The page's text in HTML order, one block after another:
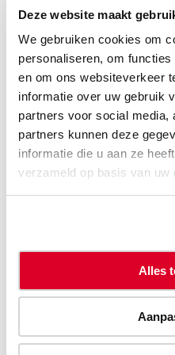
Deze website maakt
We gebruiken cookies om
personaliseren, om
en om ons websiteverkeer
informatie over uw gebruik
partners voor social media,
partners kunnen deze
informatie die u aan ze
verzameld op basis van
Alles
Ja, ik wil graag
Flash ontvangen.
Atradius doet er alles aan
Door hieronder op
toestemming aan Atradius
Je kunt je op elk moment
Bekijk hier onsprivacybeleid.